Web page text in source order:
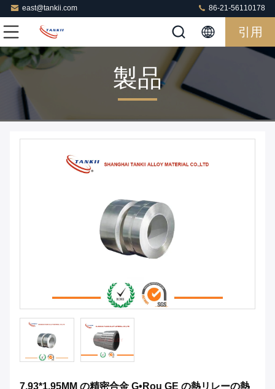
east@tankii.com 86-21-56110178
引用
製品
7.93*1.95MM の精密合金 G•Rou GE の熱リレーの熱